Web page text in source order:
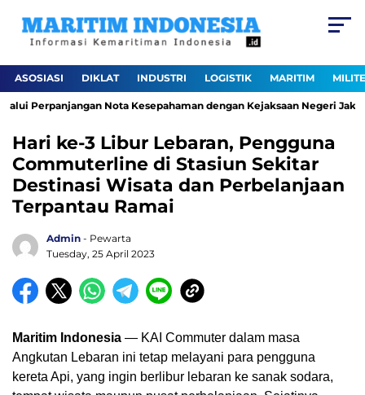
ASOSIASI DIKLAT INDUSTRI LOGISTIK MARITIM
Perpanjangan Nota Kesepahaman dengan Kejaksaan Negeri Jakarta
Hari ke-3 Libur Lebaran, Pengguna
Commuterline di Stasiun Sekitar
Destinasi Wisata dan Perbelanjaan
Terpantau Ramai
Admin - Pewarta
Tuesday, 25 April 2023
Maritim Indonesia — KAI Commuter dalam masa
Angkutan Lebaran ini tetap melayani para pengguna
kereta Api, yang ingin berlibur lebaran ke sanak sodara,